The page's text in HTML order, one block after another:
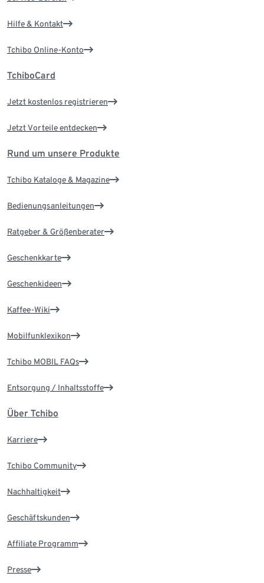
Hilfe & Kontakt
Tchibo Online-Konto
TchiboCard
Jetzt kostenlos registrieren
Jetzt Vorteile entdecken
Rund um unsere Produkte
Tchibo Kataloge & Magazine
Bedienungsanleitungen
Ratgeber & Größenberater
Geschenkkarte
Geschenkideen
Kaffee-Wiki
Mobilfunklexikon
Tchibo MOBIL FAQs
Entsorgung / Inhaltsstoffe
Über Tchibo
Karriere
Tchibo Community
Nachhaltigkeit
Geschäftskunden
Affiliate Programm
Presse